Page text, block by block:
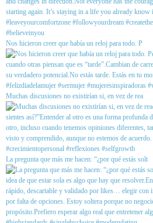
Nos hicieron creer que había un reloj para todo. P
Muchas discusiones no existirían si, en vez de rea
La pregunta que más me hacen: “¿por qué estás solt